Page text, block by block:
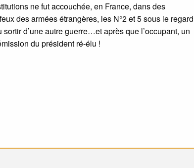
ne fut accouchée, en France, dans des
des armées étrangères, les N°2 et 5 sous le regard
d’une autre guerre…et après que l’occupant, un
du président ré-élu !